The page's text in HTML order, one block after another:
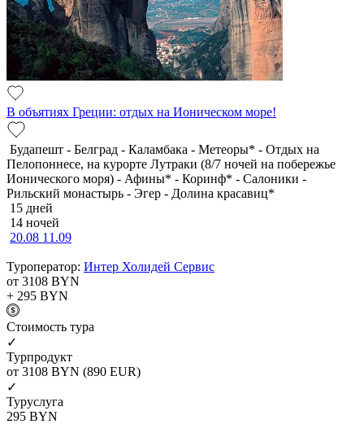
В объятиях Греции: отдых на Ионическом море!
Будапешт - Белград - Каламбака - Метеоры* - Отдых на
Пелопоннесе, на курорте Лутраки (8/7 ночей на побережье
Ионического моря) - Афины* - Коринф* - Салоники -
Рильский монастырь - Эгер - Долина красавиц*
15 дней
14 ночей
20.08 11.09
Туроператор: Интер Холидей Сервис
от 3108 BYN
+ 295 BYN
Cтоимость тура
✓
Турпродукт
от 3108 BYN (890 EUR)
✓
Туруслуга
295 BYN